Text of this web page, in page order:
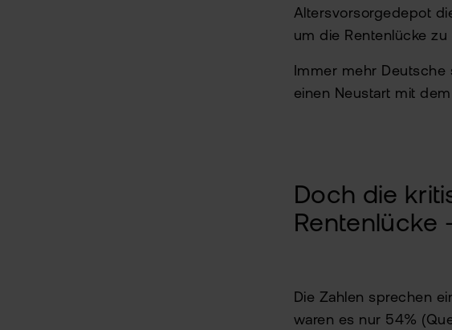
Altersvorsorgedepot
um die Rentenlücke zu
Immer mehr Deutsche
einen Neustart mit
Doch die
Rentenlücke
Die Zahlen sprechen
waren es nur 54%